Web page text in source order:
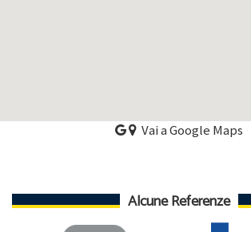
Vai a Google Maps
Alcune Referenze